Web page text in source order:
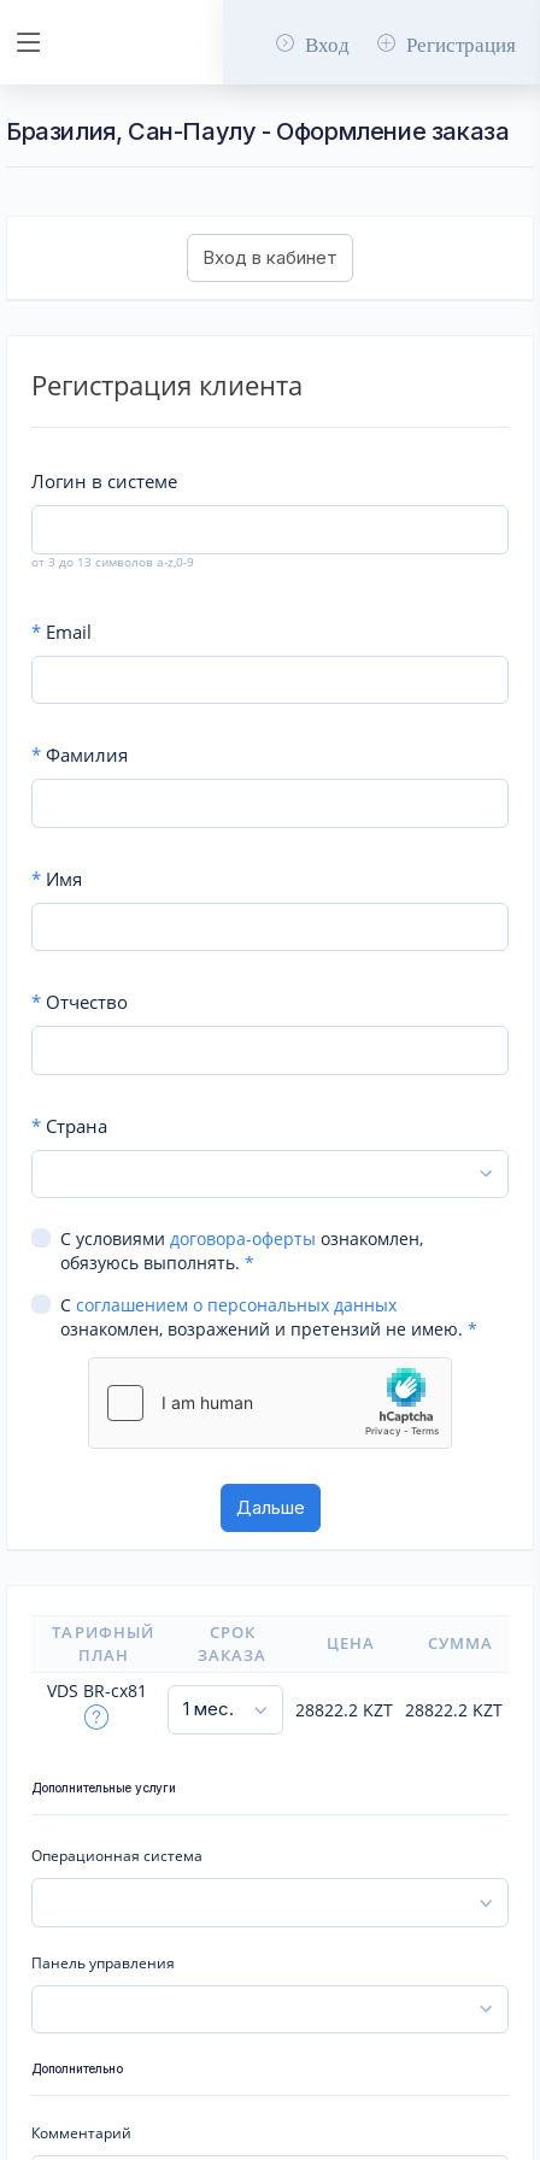
Вход Регистрация
Бразилия, Сан-Паулу - Оформление заказа
Регистрация клиента
Логин в системе
от 3 до 13 символов a-z,0-9
* Email
* Фамилия
* Имя
* Отчество
* Страна
С условиями договора-оферты ознакомлен,
обязуюсь выполнять. *
С соглашением о персональных данных
ознакомлен, возражений и претензий не имею. *
ТАРИФНЫЙ
ПЛАН
СРОК
ЗАКАЗА
ЦЕНА СУММА
VDS BR-cx81
28822.2 KZT 28822.2 KZT
Дополнительные услуги
Операционная система
Панель управления
Дополнительно
Комментарий